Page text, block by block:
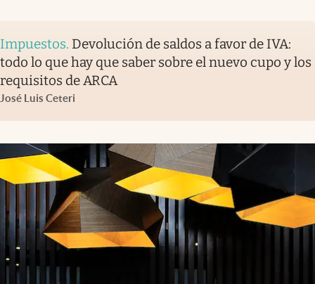
Impuestos. Devolución de saldos a favor de IVA:
todo lo que hay que saber sobre el nuevo cupo y los
requisitos de ARCA
José Luis Ceteri